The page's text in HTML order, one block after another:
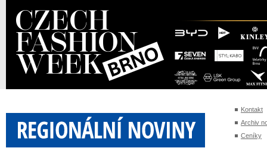
Kontakt
Archiv
Ceníky